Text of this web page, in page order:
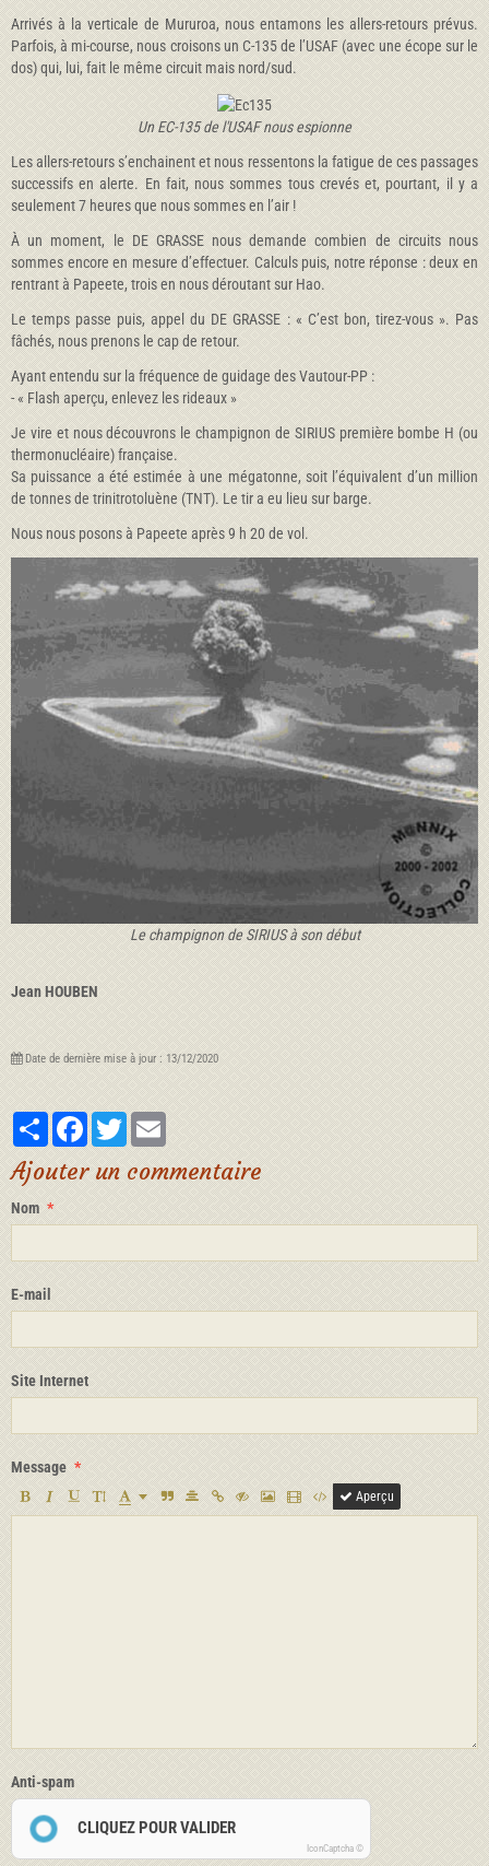
Arrivés à la verticale de Mururoa, nous entamons les allers-retours prévus.
Parfois, à mi-course, nous croisons un C-135 de l’USAF (avec une écope sur le
dos) qui, lui, fait le même circuit mais nord/sud.
Un EC-135 de l'USAF nous espionne
Les allers-retours s’enchainent et nous ressentons la fatigue de ces passages
successifs en alerte. En fait, nous sommes tous crevés et, pourtant, il y a
seulement 7 heures que nous sommes en l’air !
À un moment, le DE GRASSE nous demande combien de circuits nous
sommes encore en mesure d’effectuer. Calculs puis, notre réponse : deux en
rentrant à Papeete, trois en nous déroutant sur Hao.
Le temps passe puis, appel du DE GRASSE : « C’est bon, tirez-vous ». Pas
fâchés, nous prenons le cap de retour.
Ayant entendu sur la fréquence de guidage des Vautour-PP :
- « Flash aperçu, enlevez les rideaux »
Je vire et nous découvrons le champignon de SIRIUS première bombe H (ou
thermonucléaire) française.
Sa puissance a été estimée à une mégatonne, soit l’équivalent d’un million
de tonnes de trinitrotoluène (TNT). Le tir a eu lieu sur barge.
Nous nous posons à Papeete après 9 h 20 de vol.
Le champignon de SIRIUS à son début
Jean HOUBEN
Date de dernière mise à jour : 13/12/2020
PartagerFacebookTwitter
Ajouter un commentaire
Nom
E-mail
Site Internet
Message
Aperçu
Anti-spam
CLIQUEZ POUR VALIDER
IconCaptcha ©